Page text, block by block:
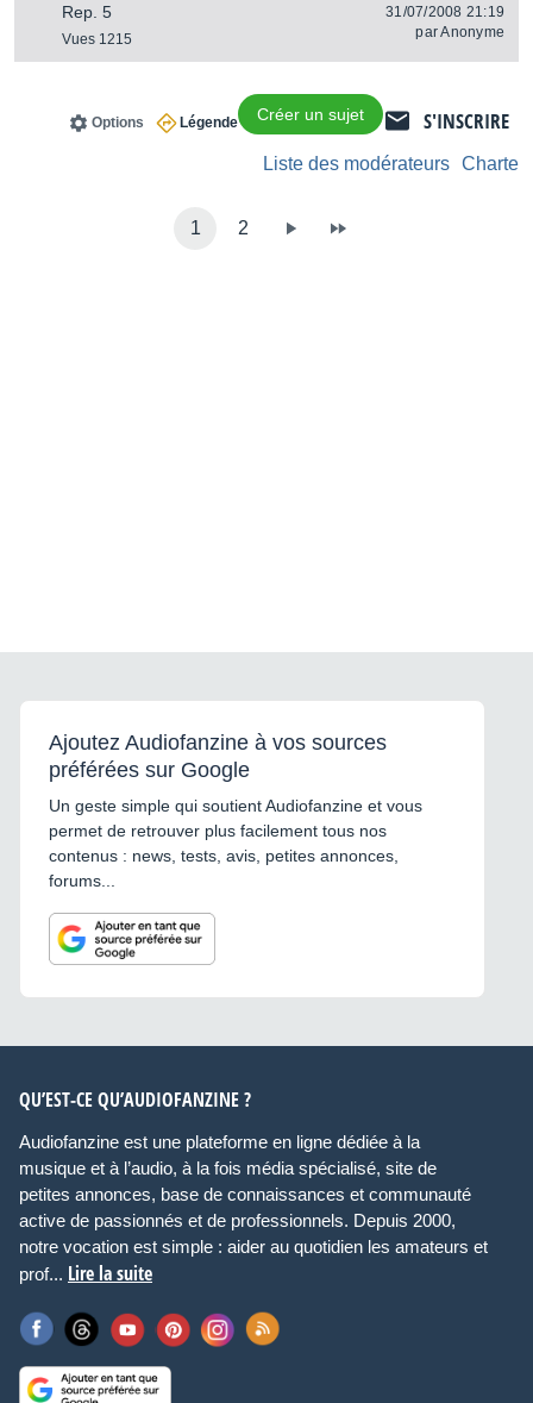
Rep. 5
Vues 1215
31/07/2008 21:19
parAnonyme
S'INSCRIRE
Créer un sujet
Légende
Options
Charte
Liste des modérateurs
1 2
Ajoutez Audiofanzine à vos sources
préférées sur Google
Un geste simple qui soutient Audiofanzine et vous
permet de retrouver plus facilement tous nos
contenus : news, tests, avis, petites annonces,
forums...
QU’EST-CE QU’AUDIOFANZINE ?
Audiofanzine est une plateforme en ligne dédiée à la
musique et à l’audio, à la fois média spécialisé, site de
petites annonces, base de connaissances et communauté
active de passionnés et de professionnels. Depuis 2000,
notre vocation est simple : aider au quotidien les amateurs et
prof... Lire la suite